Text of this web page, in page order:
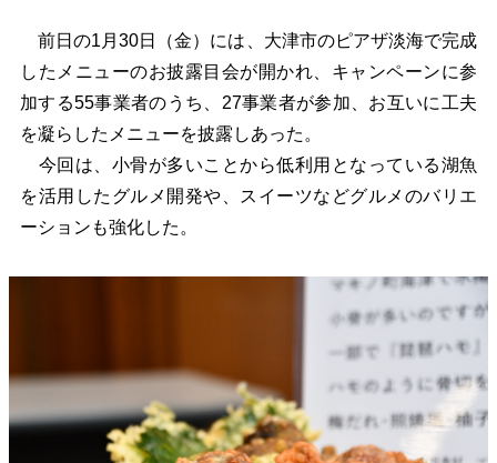
前日の1月30日（金）には、大津市のピアザ淡海で完成
したメニューのお披露目会が開かれ、キャンペーンに参
加する55事業者のうち、27事業者が参加、お互いに工夫
を凝らしたメニューを披露しあった。
今回は、小骨が多いことから低利用となっている湖魚
を活用したグルメ開発や、スイーツなどグルメのバリエ
ーションも強化した。